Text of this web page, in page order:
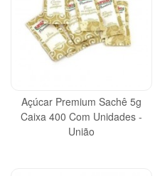
Açúcar Premium Sachê 5g
Caixa 400 Com Unidades -
União